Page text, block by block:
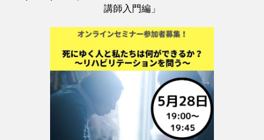
講師入門編」